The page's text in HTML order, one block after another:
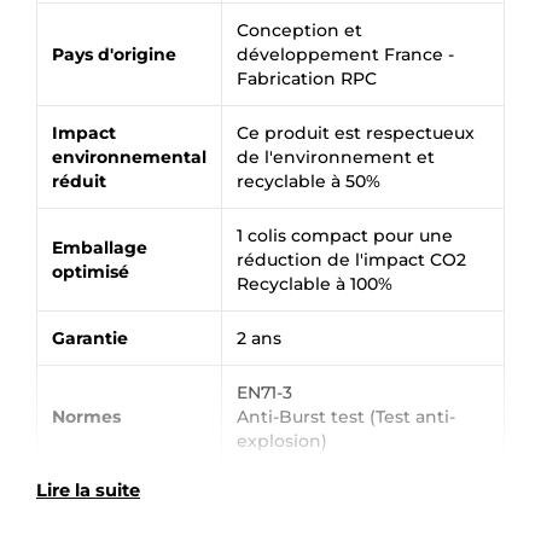
Pays d'origine
Conception et
développement France -
Fabrication RPC
Impact
environnemental
réduit
Ce produit est respectueux
de l'environnement et
recyclable à 50%
Emballage
optimisé
1 colis compact pour une
réduction de l'impact CO2
Recyclable à 100%
Garantie 2 ans
Normes
EN71-3
Anti-Burst test (Test anti-
explosion)
Lire la suite